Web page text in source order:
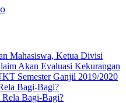
Mahasiswa, Ketua Divisi
Akan Evaluasi Kekurangan
Semester Ganjil 2019/2020
Bagi-Bagi?
Rela Bagi-Bagi?